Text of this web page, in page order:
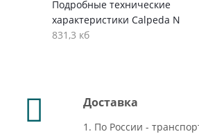
Подробные технические
характеристики Calpeda N
831,3 кб
Доставка
1. По России -